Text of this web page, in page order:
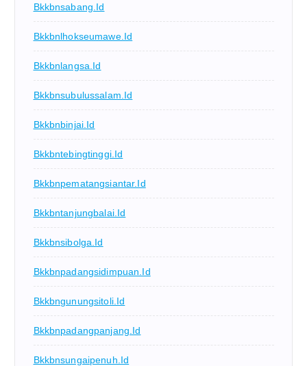
Bkkbnsabang.id
Bkkbnlhokseumawe.id
Bkkbnlangsa.id
Bkkbnsubulussalam.id
Bkkbnbinjai.id
Bkkbntebingtinggi.id
Bkkbnpematangsiantar.id
Bkkbntanjungbalai.id
Bkkbnsibolga.id
Bkkbnpadangsidimpuan.id
Bkkbngunungsitoli.id
Bkkbnpadangpanjang.id
Bkkbnsungaipenuh.id